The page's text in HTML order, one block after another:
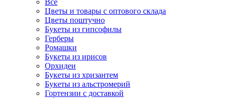
Все
Цветы и товары с оптового склада
Цветы поштучно
Букеты из гипсофилы
Герберы
Ромашки
Букеты из ирисов
Орхидеи
Букеты из хризантем
Букеты из альстромерий
Гортензии с доставкой